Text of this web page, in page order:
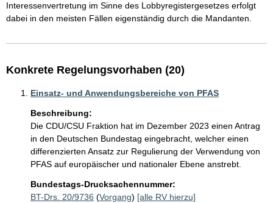
Interessenvertretung im Sinne des Lobbyregistergesetzes erfolgt
dabei in den meisten Fällen eigenständig durch die Mandanten.
Konkrete Regelungsvorhaben (20)
Einsatz- und Anwendungsbereiche von PFAS
Beschreibung:
Die CDU/CSU Fraktion hat im Dezember 2023 einen Antrag
in den Deutschen Bundestag eingebracht, welcher einen
differenzierten Ansatz zur Regulierung der Verwendung von
PFAS auf europäischer und nationaler Ebene anstrebt.
Bundestags-Drucksachennummer:
BT-Drs. 20/9736 (Vorgang) [alle RV hierzu]